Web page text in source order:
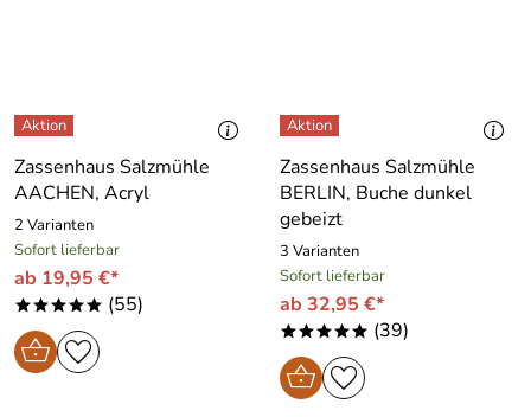
Zassenhaus Salzmühle
AACHEN, Acryl
2 Varianten
Sofort lieferbar
ab 19,95 €*
***** (55)
Zassenhaus Salzmühle
BERLIN, Buche dunkel
gebeizt
3 Varianten
Sofort lieferbar
ab 32,95 €*
***** (39)